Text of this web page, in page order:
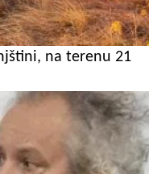
na terenu 21